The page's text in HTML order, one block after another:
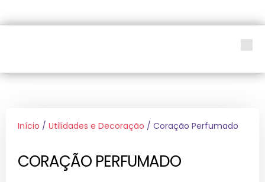
Início / Utilidades e Decoração / Coração Perfumado
CORAÇÃO PERFUMADO